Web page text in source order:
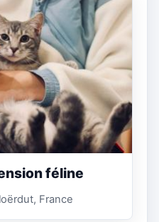
féline
France